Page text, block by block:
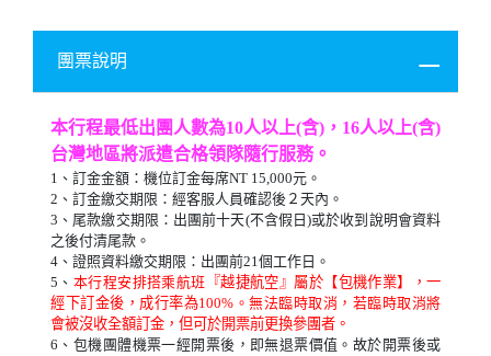
否
否
團票說明
本行程最低出團人數為10人以上(含)， 16人以上(含)
台灣地區將派遣合格領隊隨行服務。
1 、訂金金額：機位訂金每席NT 15,000元。
2 、訂金繳交期限：經客服人員確認後２天內。
3 、尾款繳交期限：出團前十天(不含假日)或於收到說明會資料
之後付清尾款。
4 、證照資料繳交期限：出團前21個工作日。
5、 本行程安排搭乘航班 『越捷航空』 屬於【包機作業】，一
經下訂金後，成行率為100% 。無法臨時取消，若臨時取消將
會被沒收全額訂金，但 可於開票前更換參團者。
6 、包機團體機票一經開票後，即無退票價值。故於開票後或